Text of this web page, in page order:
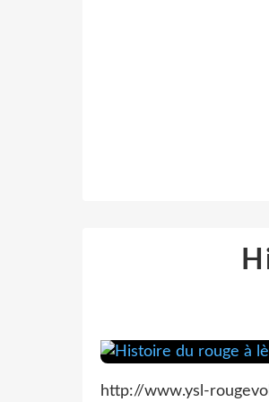
http://www.ysl-